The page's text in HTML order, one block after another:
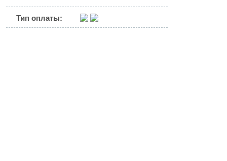
Тип оплаты: